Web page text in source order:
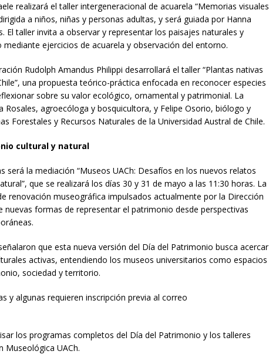
realizará el taller intergeneracional de acuarela “Memorias visuales
a niños, niñas y personas adultas, y será guiada por Hanna
El taller invita a observar y representar los paisajes naturales y
ejercicios de acuarela y observación del entorno.
Rudolph Amandus Philippi desarrollará el taller “Plantas nativas
una propuesta teórico-práctica enfocada en reconocer especies
sobre su valor ecológico, ornamental y patrimonial. La
Rosales, agroecóloga y bosquicultora, y Felipe Osorio, biólogo y
Forestales y Recursos Naturales de la Universidad Austral de Chile.
cultural y natural
será la mediación “Museos UACh: Desafíos en los nuevos relatos
que se realizará los días 30 y 31 de mayo a las 11:30 horas. La
renovación museográfica impulsados actualmente por la Dirección
formas de representar el patrimonio desde perspectivas
que esta nueva versión del Día del Patrimonio busca acercar
activas, entendiendo los museos universitarios como espacios
sociedad y territorio.
y algunas requieren inscripción previa al correo
los programas completos del Día del Patrimonio y los talleres
Museológica UACh.